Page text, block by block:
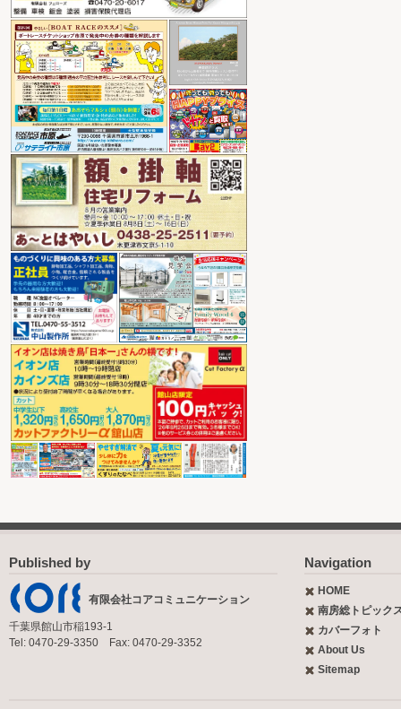
Published by
有限会社コアコミュニケーション
千葉県館山市稲193-1
Tel: 0470-29-3350 Fax: 0470-29-3352
Navigation
HOME
南房総トピック
カバーフォト
About Us
Sitemap